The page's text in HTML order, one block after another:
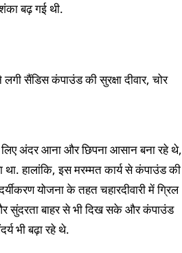
बढ़ गई थी.
अंदर आना और छिपना आसान बना रहे थे,
था. हालांकि, इस मरम्मत कार्य से कंपाउंड की
योजना के तहत चहारदीवारी में ग्रिल
सुंदरता बाहर से भी दिख सके और कंपाउंड
भी बढ़ा रहे थे.